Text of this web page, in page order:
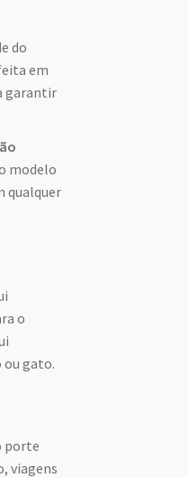
do
em
garantir
modelo
qualquer
o
ou gato.
porte
viagens